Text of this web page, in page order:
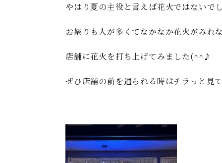
やはり夏の主役と言えば花火ではないで
お祭りも人が多くてなかなか花火がみれ
店舗に花火を打ち上げてみました(^^♪
ぜひ店舗の前を通られる時はチラっと見